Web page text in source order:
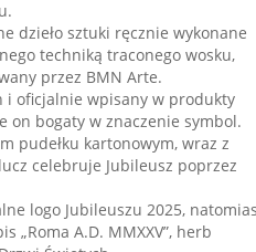
dzieło sztuki ręcznie wykonane
techniką traconego wosku,
przez BMN Arte.
i oficjalnie wpisany w produkty
on bogaty w znaczenie symbol.
pudełku kartonowym, wraz z
celebruje Jubileusz poprzez
logo Jubileuszu 2025,
„Roma A.D. MMXXV”, herb